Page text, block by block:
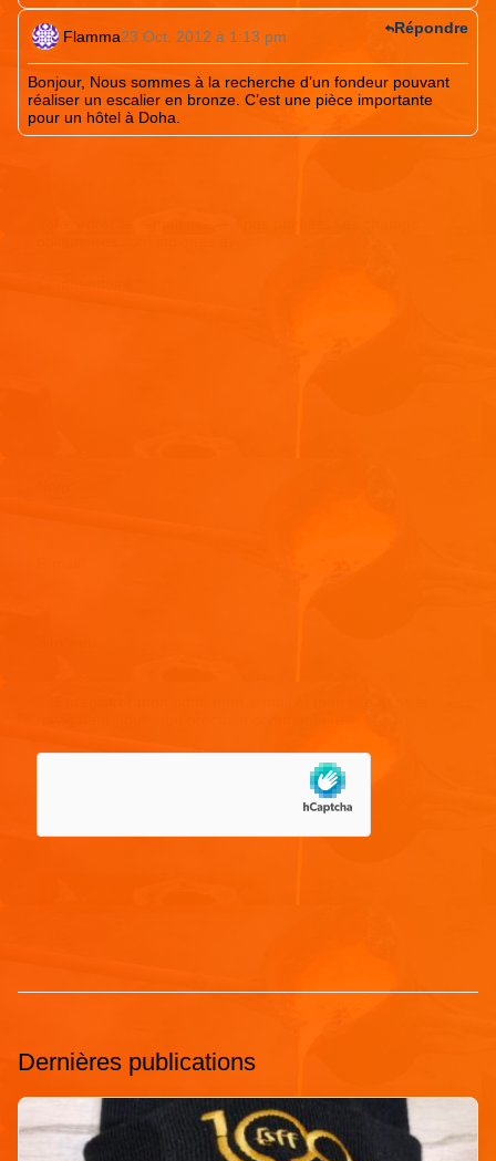
Flamma23 Oct. 2012 à 1:13 pm
Bonjour, Nous sommes à la recherche d’un fondeur pouvant
réaliser un escalier en bronze. C’est une pièce importante
pour un hôtel à Doha.
Répondre
Dernières publications